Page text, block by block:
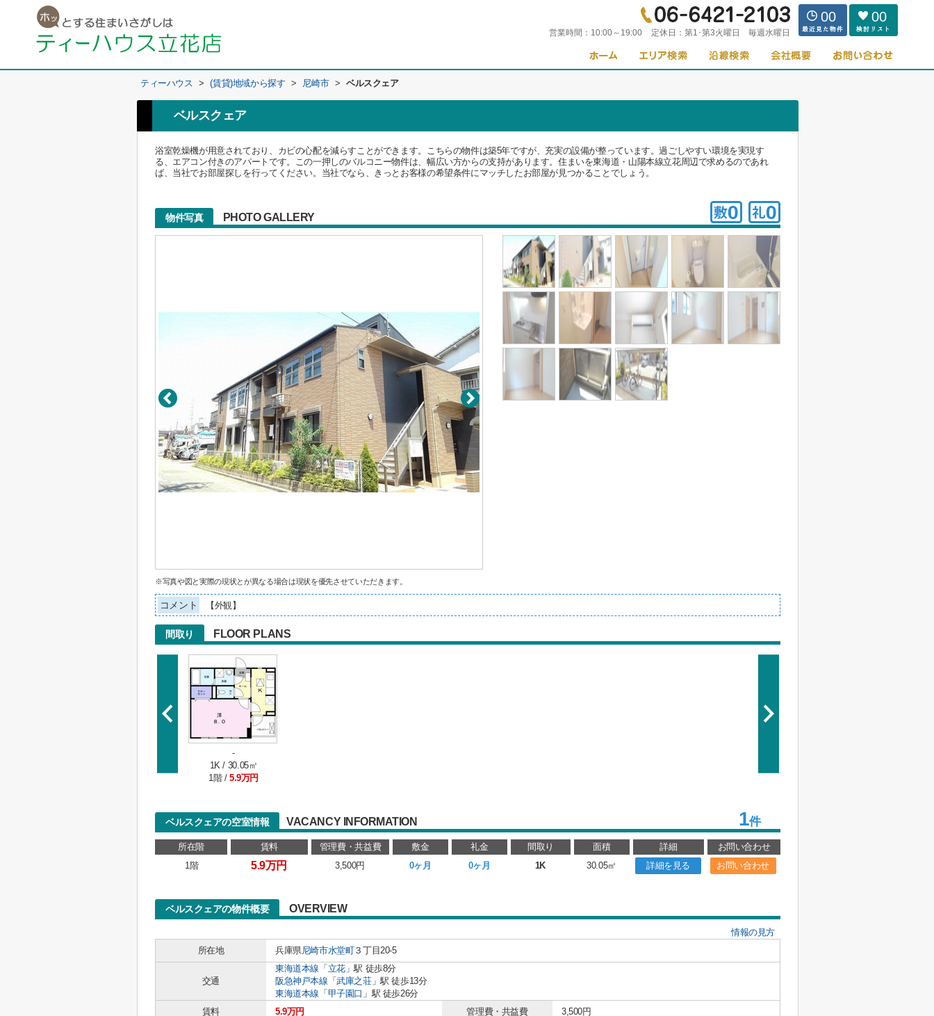
営業時間： 10:00～19:00 定休日： 第1･第3火曜日 毎週水曜日
00 00
ティーハウス > (賃貸)地域から探す > 尼崎市 > ベルスクェア
ベルスクェア
浴室乾燥機が用意されており、カビの心配を減らすことができます。こちらの物件は築5年ですが、充実の設備が整っています。過ごしやすい環境を実現す
る、エアコン付きのアパートです。この一押しのバルコニー物件は、幅広い方からの支持があります。住まいを東海道・山陽本線立花周辺で求めるのであれ
ば、当社でお部屋探しを行ってください。当社でなら、きっとお客様の希望条件にマッチしたお部屋が見つかることでしょう。
物件写真 PHOTO GALLERY
※写真や図と実際の現状とが異なる場合は現状を優先させていただきます。
コメント 【外観】
間取り FLOOR PLANS
-
1K / 30.05㎡
1階 / 5.9万円
ベルスクェアの空室情報 VACANCY INFORMATION 1件
所在階 賃料 管理費・共益費 敷金 礼金 間取り 面積 詳細
お問い合わせ
1階
5.9万円 3,500円 0ヶ月 0ヶ月 1K 30.05㎡ 詳細を見る お問い合わせ
ベルスクェアの物件概要 OVERVIEW
情報の見方
所在地
兵庫県尼崎市水堂町３丁目20-5
交通
東海道本線 「 立花」駅 徒歩8分
阪急神戸本線 「武庫之荘」駅 徒歩13分
東海道本線 「 甲子園口 」駅 徒歩26分
賃料
5.9万円 管理費・共益費 3,500円